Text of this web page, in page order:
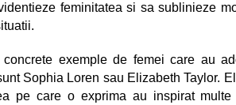
feminitatea si sa sublinieze
exemple de femei care au
Sophia Loren sau Elizabeth Taylor.
pe care o exprima au inspirat multe